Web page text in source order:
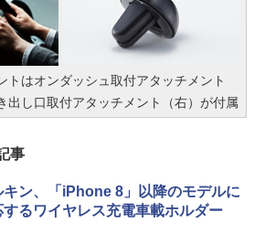
トはオンダッシュ取付アタッチメント
出し口取付アタッチメント（右）が付属
事
キン、「iPhone 8」以降のモデルに
するワイヤレス充電車載ホルダー